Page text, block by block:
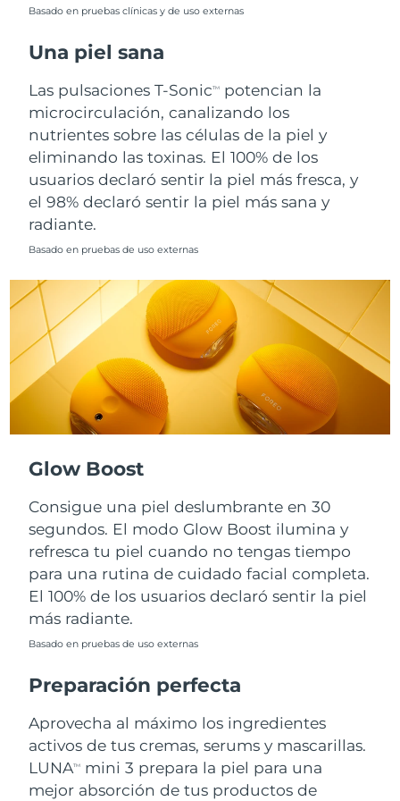
Basado en pruebas clínicas y de uso externas
Una piel sana
Las pulsaciones T-SonicTM
potencian la
microcirculación, canalizando los
nutrientes sobre las células de la piel y
eliminando las toxinas. El 100% de los
usuarios declaró sentir la piel más fresca, y
el 98% declaró sentir la piel más sana y
radiante.
Basado en pruebas de uso externas
Glow Boost
Consigue una piel deslumbrante en 30
segundos. El modo Glow Boost ilumina y
refresca tu piel cuando no tengas tiempo
para una rutina de cuidado facial completa.
El 100% de los usuarios declaró sentir la piel
más radiante.
Basado en pruebas de uso externas
Preparación perfecta
Aprovecha al máximo los ingredientes
activos de tus cremas, serums y mascarillas.
LUNATM
mini 3 prepara la piel para una
mejor absorción de tus productos de
Singapur Entrega prevista
Eslovaquia
Eslovenia Entrega prevista
Sudáfrica Entrega prevista
Corea del Sur Entrega prevista8/12/26
España
Suiza Entrega prevista 8/10/26
Taiwán Entrega prevista 8/15/26
Tailandia Entrega prevista8/14/26
Turquía Entrega prevista8/11/26
Emiratos Árabes
Reino Unido Entrega prevista8/10/26
Estados Unidos Entrega prevista8/11/26
Uzbekistán